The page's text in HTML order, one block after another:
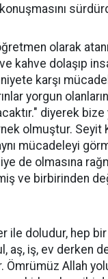
olarak
kahve dolaşıp
karşı
yorgun
diyerek bize
olmuştur. Seyit
mücadeleyi
de olmasına
ve birbirinden
ile doludur, hep
aş, iş, ev derken
Ömrümüz Allah